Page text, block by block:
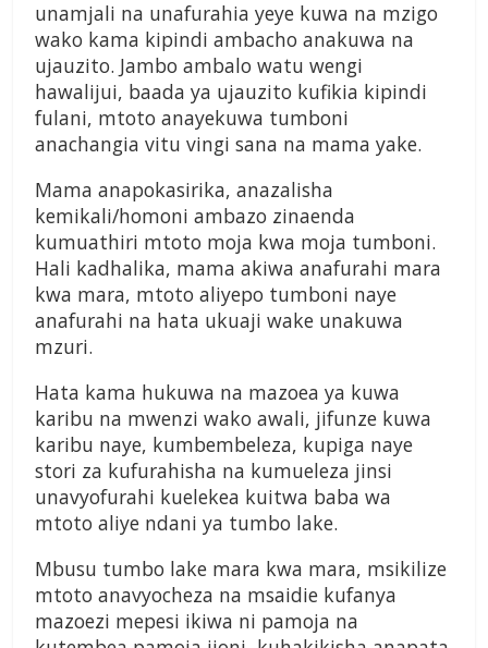
unamjali na unafurahia yeye kuwa na mzigo
wako kama kipindi ambacho anakuwa na
ujauzito. Jambo ambalo watu wengi
hawalijui, baada ya ujauzito kufikia kipindi
fulani, mtoto anayekuwa tumboni
anachangia vitu vingi sana na mama yake.
Mama anapokasirika, anazalisha
kemikali/homoni ambazo zinaenda
kumuathiri mtoto moja kwa moja tumboni.
Hali kadhalika, mama akiwa anafurahi mara
kwa mara, mtoto aliyepo tumboni naye
anafurahi na hata ukuaji wake unakuwa
mzuri.
Hata kama hukuwa na mazoea ya kuwa
karibu na mwenzi wako awali, jifunze kuwa
karibu naye, kumbembeleza, kupiga naye
stori za kufurahisha na kumueleza jinsi
unavyofurahi kuelekea kuitwa baba wa
mtoto aliye ndani ya tumbo lake.
Mbusu tumbo lake mara kwa mara, msikilize
mtoto anavyocheza na msaidie kufanya
mazoezi mepesi ikiwa ni pamoja na